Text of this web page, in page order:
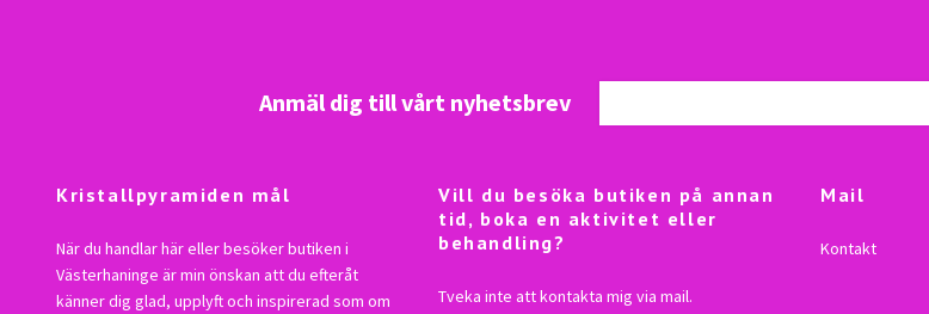
Anmäl dig till vårt nyhetsbrev
Kristallpyramiden mål
När du handlar här eller besöker butiken i
Västerhaninge är min önskan att du efteråt
känner dig glad, upplyft och inspirerad som om
Vill du besöka butiken på annan
tid, boka en aktivitet eller
behandling?
Tveka inte att kontakta mig via mail.
Mail
Kontakt